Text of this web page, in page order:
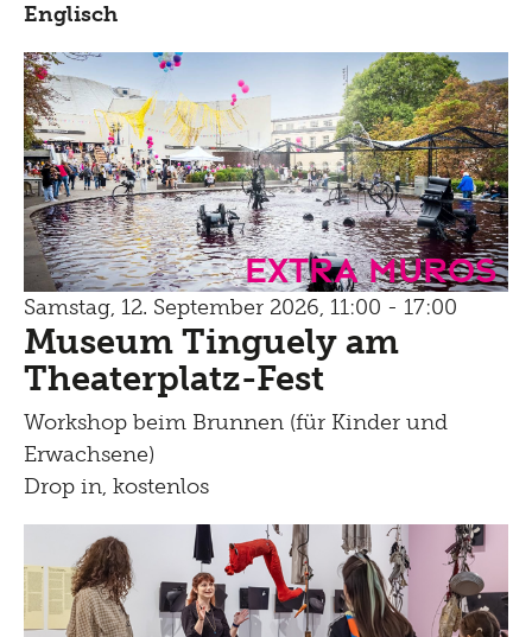
Englisch
Extra Muros
Samstag, 12. September 2026, 11:00 - 17:00
Museum Tinguely am
Theaterplatz-Fest
Workshop beim Brunnen (für Kinder und
Erwachsene)
Drop in, kostenlos